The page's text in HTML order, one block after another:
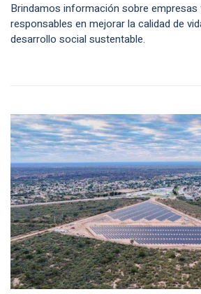
Brindamos información sobre empresas
responsables en mejorar la calidad de
desarrollo social sustentable.